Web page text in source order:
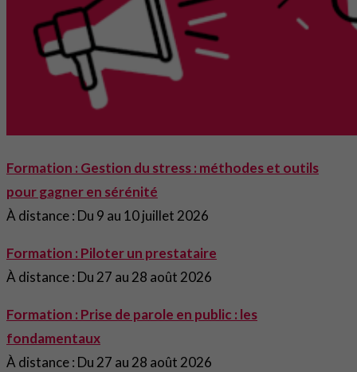
Formation : Gestion du stress : méthodes et outils
pour gagner en sérénité
À distance : Du 9 au 10 juillet 2026
Formation : Piloter un prestataire
À distance : Du 27 au 28 août 2026
Formation : Prise de parole en public : les
fondamentaux
À distance : Du 27 au 28 août 2026